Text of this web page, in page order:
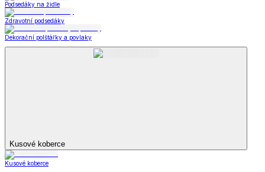
Podsedáky na židle
Zdravotní podsedáky
Dekorační polštářky a povlaky
Kusové koberce
Kusové koberce